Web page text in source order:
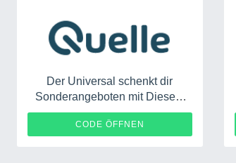
Der Universal schenkt dir
Sonderangeboten mit Diesem
Angebot
CODE ÖFFNEN